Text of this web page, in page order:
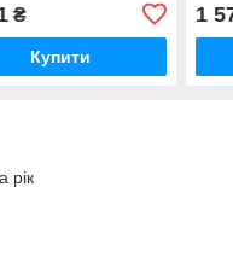
₴
Купити
1
рік